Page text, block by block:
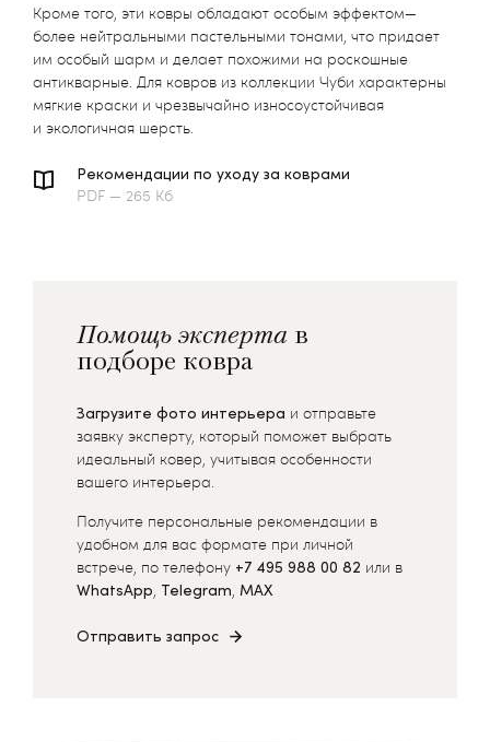
Кроме того, эти ковры обладают особым эффектом—
более нейтральными пастельными тонами, что придает
им особый шарм и делает похожими на роскошные
антикварные. Для ковров из коллекции Чуби характерны
мягкие краски и чрезвычайно износоустойчивая
и экологичная шерсть.
Рекомендации по уходу за коврами
PDF — 265 Кб
Помощь эксперта в
подборе ковра
Загрузите фото интерьера и отправьте
заявку эксперту, который поможет выбрать
идеальный ковер, учитывая особенности
вашего интерьера.
Получите персональные рекомендации в
удобном для вас формате при личной
встрече, по телефону +7 495 988 00 82 или в
WhatsApp, Telegram, MAX
Отправить запрос